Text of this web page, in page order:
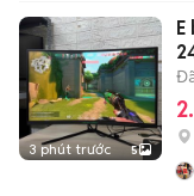
3 phút trước 5